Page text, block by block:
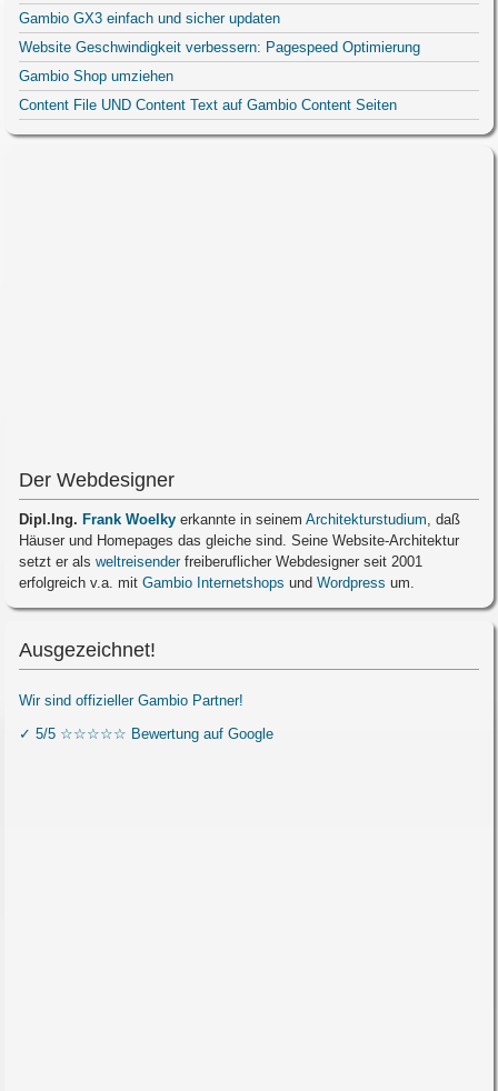
Gambio GX3 einfach und sicher updaten
Website Geschwindigkeit verbessern: Pagespeed Optimierung
Gambio Shop umziehen
Content File UND Content Text auf Gambio Content Seiten
Der Webdesigner
Dipl.Ing. Frank Woelky erkannte in seinemArchitekturstudium, daß
Häuser und Homepages das gleiche sind. Seine Website-Architektur
setzt er alsweltreisenderfreiberuflicher Webdesigner seit 2001
erfolgreich v.a. mitGambio Internetshops undWordpress um.
Ausgezeichnet!
Wir sind offizieller Gambio Partner!
✓ 5/5 ☆☆☆☆☆ Bewertung auf Google